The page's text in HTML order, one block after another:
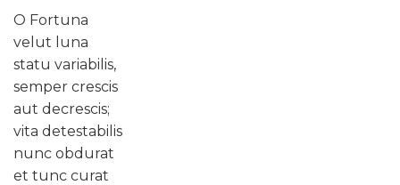
O Fortuna
velut luna
statu variabilis,
semper crescis
aut decrescis;
vita detestabilis
nunc obdurat
et tunc curat